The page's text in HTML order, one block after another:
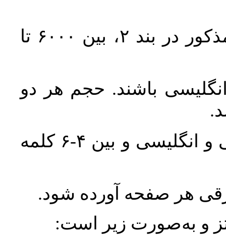
حجم کل مقاله با احتساب تمام بخش‌های مذکور در بند ۲، بین ۶۰۰۰ تا
باشند. حجم هر دو
واژگان کلیدی بلافاصله پس از چکیده فارسی و انگلیسی و بین ۴-۶ کلمه
هر صفحه آورده شود.
و به‌صورت زیر است: